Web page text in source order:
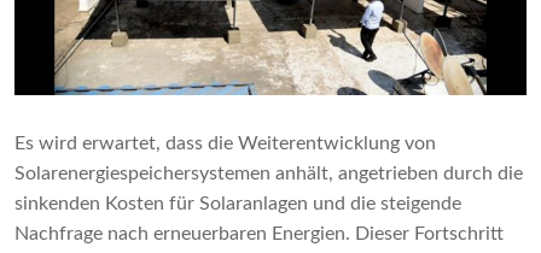
Es wird erwartet, dass die Weiterentwicklung von
Solarenergiespeichersystemen anhält, angetrieben durch die
sinkenden Kosten für Solaranlagen und die steigende
Nachfrage nach erneuerbaren Energien. Dieser Fortschritt